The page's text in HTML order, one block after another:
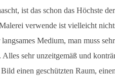
ist das schon das Höchste der
verwende ist vielleicht
Medium, man muss sehr
sehr unzeitgemäß und
einen geschützten Raum,